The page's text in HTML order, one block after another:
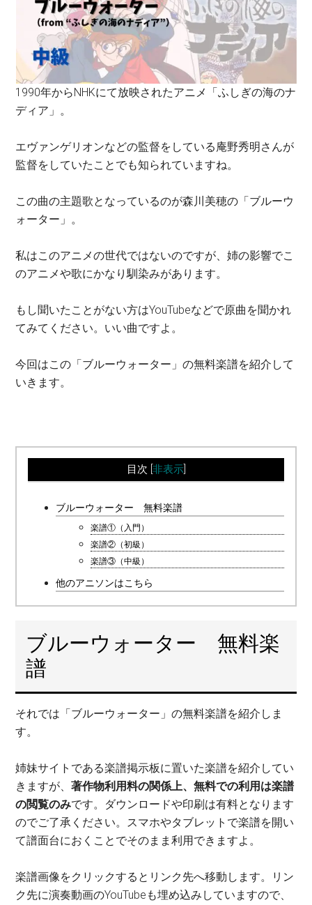
1990年からNHKにて放映されたアニメ「ふしぎの海のナ
ディア」。
エヴァンゲリオンなどの監督をしている庵野秀明さんが
監督をしていたことでも知られていますね。
この曲の主題歌となっているのが森川美穂の「ブルーウ
ォーター」。
私はこのアニメの世代ではないのですが、姉の影響でこ
のアニメや歌にかなり馴染みがあります。
もし聞いたことがない方はYouTubeなどで原曲を聞かれ
てみてください。いい曲ですよ。
今回はこの「ブルーウォーター」の無料楽譜を紹介して
いきます。
目次 非表示]
ブルーウォーター 無料楽譜
楽譜①（入門）
楽譜②（初級）
楽譜③（中級）
他のアニソンはこちら
ブルーウォーター 無料楽
譜
それでは「ブルーウォーター」の無料楽譜を紹介しま
す。
姉妹サイトである楽譜掲示板に置いた楽譜を紹介してい
きますが、著作物利用料の関係上、無料での利用は楽譜
の閲覧のみです。ダウンロードや印刷は有料となります
のでご了承ください。スマホやタブレットで楽譜を開い
て譜面台におくことでそのまま利用できますよ。
楽譜画像をクリックするとリンク先へ移動します。リン
ク先に演奏動画のYouTubeも埋め込みしていますので、